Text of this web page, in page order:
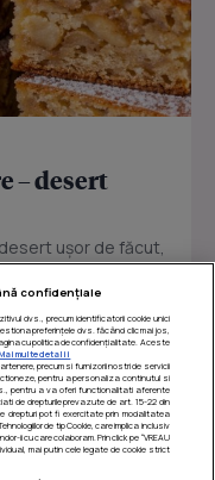
– desert
ușor de făcut,
confidențiale
dvs., precum identificatorii cookie unici
preferințele dvs. făcând clic mai jos,
cu politica de confidențialitate. Aceste
Mai multe detalii
precum si furnizorii nostri de servicii
pentru a personaliza continutul si
pentru a va oferi functionalitati aferente
de drepturile prevazute de art. 15-22 din
drepturi pot fi exercitate prin modalitatea
de tip Cookie, care implica inclusiv
ii cu care colaboram. Prin click pe “VREAU
mai putin cele legate de cookie strict